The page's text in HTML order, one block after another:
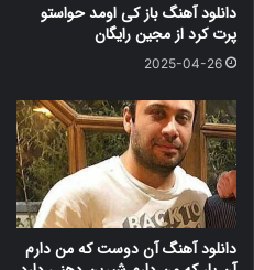
دانلود آهنگ باز کی اومد حواستو
پرت کرد از مجین رایگان
2025-04-26
دانلود آهنگ آن دوست که من دارم